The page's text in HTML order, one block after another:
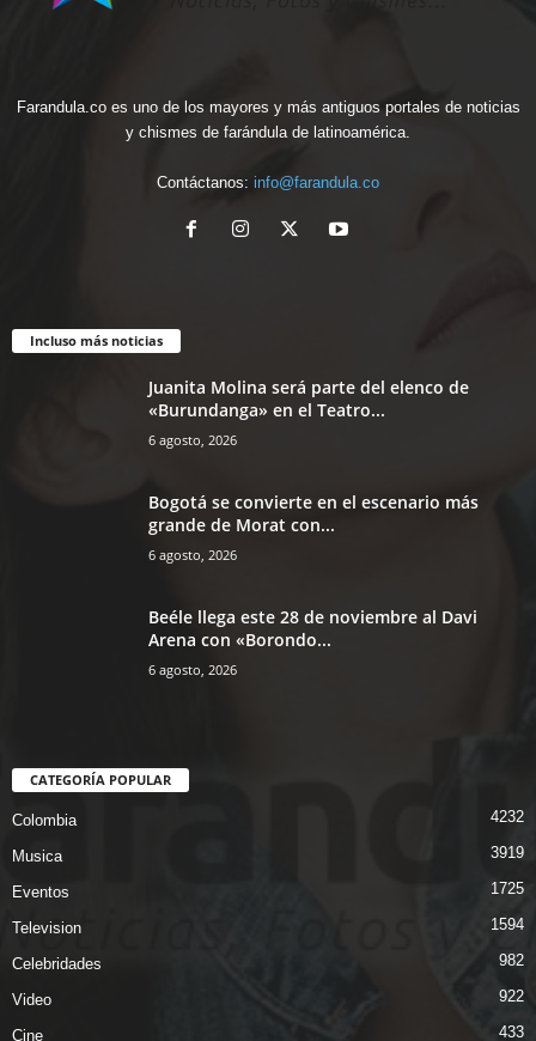
Farandula.co es uno de los mayores y más antiguos portales de noticias
y chismes de farándula de latinoamérica.
Contáctanos: info@farandula.co
Incluso más noticias
Juanita Molina será parte del elenco de
«Burundanga» en el Teatro...
6 agosto, 2026
Bogotá se convierte en el escenario más
grande de Morat con...
6 agosto, 2026
Beéle llega este 28 de noviembre al Davi
Arena con «Borondo...
6 agosto, 2026
CATEGORÍA POPULAR
Colombia 4232
Musica 3919
Eventos 1725
Television 1594
Celebridades 982
Video 922
Cine 433